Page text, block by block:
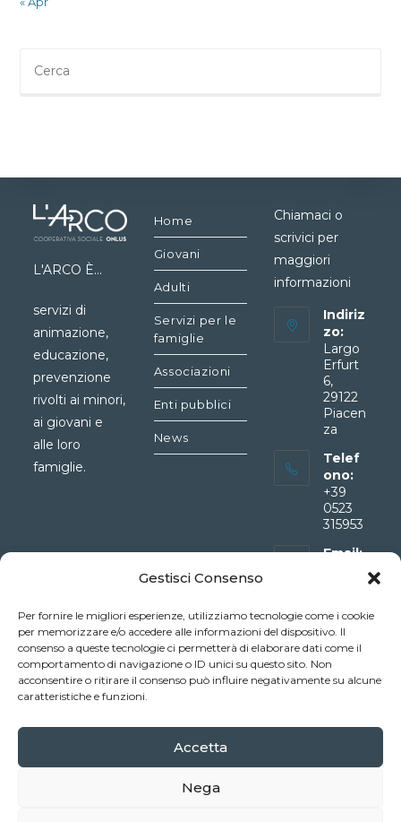
Gestisci Consenso
Per fornire le migliori esperienze, utilizziamo tecnologie come i cookie
per memorizzare e/o accedere alle informazioni del dispositivo. Il
consenso a queste tecnologie ci permetterà di elaborare dati come il
comportamento di navigazione o ID unici su questo sito. Non
acconsentire o ritirare il consenso può influire negativamente su alcune
caratteristiche e funzioni.
Accetta
Nega
L'ARCO È...
servizi di
animazione,
educazione,
prevenzione
rivolti ai minori,
ai giovani e
alle loro
famiglie.
Home
Giovani
Adulti
Servizi per le
famiglie
Associazioni
Enti pubblici
News
Chiamaci o
scrivici per
maggiori
informazioni
Indiriz
zo:
Largo
Erfurt
6,
29122
Piacen
za
Telef
ono:
+39
0523
315953
Email:
tOpens
in
your
application
Privacy Policy
ADULTI
SERVIZI PER LE FAMIGLIE